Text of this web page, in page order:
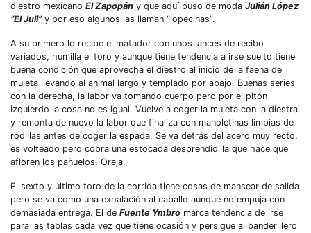
diestro mexicano El Zapopán y que aquí puso de moda Julián López
“El Juli”y por eso algunos las llaman “lopecinas”.
A su primero lo recibe el matador con unos lances de recibo
variados, humilla el toro y aunque tiene tendencia a irse suelto tiene
buena condición que aprovecha el diestro al inicio de la faena de
muleta llevando al animal largo y templado por abajo. Buenas series
con la derecha, la labor va tomando cuerpo pero por el pitón
izquierdo la cosa no es igual. Vuelve a coger la muleta con la diestra
y remonta de nuevo la labor que finaliza con manoletinas limpias de
rodillas antes de coger la espada. Se va detrás del acero muy recto,
es volteado pero cobra una estocada desprendidilla que hace que
afloren los pañuelos. Oreja.
El sexto y último toro de la corrida tiene cosas de mansear de salida
pero se va como una exhalación al caballo aunque no empuja con
demasiada entrega. El de Fuente Ymbro marca tendencia de irse
para las tablas cada vez que tiene ocasión y persigue al banderillero